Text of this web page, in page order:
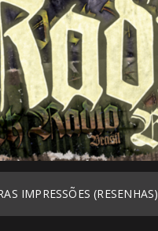
IMPRESSÕES (RESENHAS)